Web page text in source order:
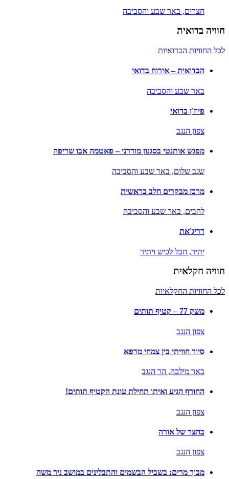
חצרים, באר שבע והסביבה
חוויה בדואית
לכל החוויות הבדואיות
הבדואית – אירוח בדואי
באר שבע והסביבה
פיוז'ן בדואי
צפון הנגב
מפגש אותנטי בסגנון מודרני – פאטמה אבו שריפה
שגב שלום, באר שבע והסביבה
מרכז מבקרים חלב בראשית
להבים, באר שבע והסביבה
דריג'את
יתיר, חבל לכיש ויתיר
חוויה חקלאית
לכל החוויות החקלאיות
משק 77 – קטיף תותים
צפון הנגב
סיור חוויתי בין צמחי מרפא
באר מילכה, הר הנגב
החורף הגיע ואיתו תחילת עונת הקטיף תותים!
צפון הנגב
בחצר של אורה
צפון הנגב
מבוך מרים: בשביל הבשמים והתבלינים במושב ניר משה